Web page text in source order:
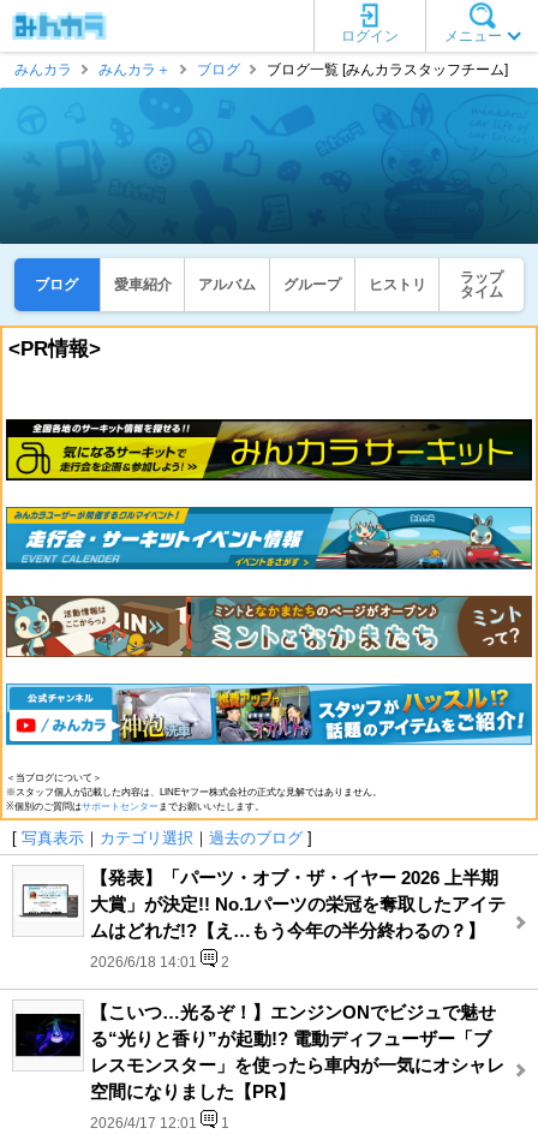
メニュー
ログイン
みんカラ
みんカラ＋ ブログ ブログ一覧 [みんカラスタッフチーム]
ブログ 愛車紹介 アルバム グループ ヒストリ
ラップ
タイム
<PR情報>
＜当ブログについて＞
※スタッフ個人が記載した内容は、LINEヤフー株式会社の正式な見解ではありません。
※個別のご質問はサポートセンターまでお願いいたします。
[ 写真表示 ｜ カテゴリ選択 ｜ 過去のブログ ]
【発表】「パーツ・オブ・ザ・イヤー 2026 上半期
大賞」が決定!! No.1パーツの栄冠を奪取したアイテ
ムはどれだ!?【え…もう今年の半分終わるの？】
2026/6/18 14:01 2
【こいつ…光るぞ！】エンジンONでビジュで魅せ
る“光りと香り”が起動!? 電動ディフューザー「ブ
レスモンスター」を使ったら車内が一気にオシャレ
空間になりました【PR】
2026/4/17 12:01 1